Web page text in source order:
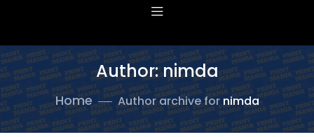
Author: nimda
Home Author archive for nimda